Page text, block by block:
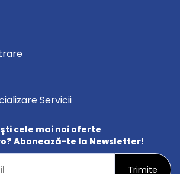
Servicii
cele mai noi oferte
Abonează-te la Newsletter!